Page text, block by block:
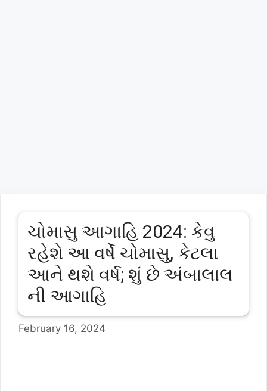
ચોમાસુ આગાહિ 2024: કેવુ
રહેશે આ વર્ષે ચોમાસુ, કેટલા
આને થશે વર્ષ; શું છે અંબાલાલ
ની આગાહિ
February 16, 2024